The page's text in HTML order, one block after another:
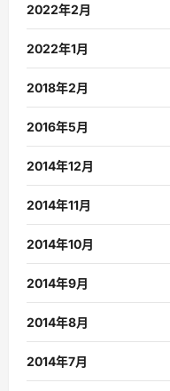
2022年2月
2022年1月
2018年2月
2016年5月
2014年12月
2014年11月
2014年10月
2014年9月
2014年8月
2014年7月